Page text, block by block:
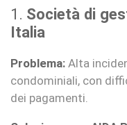
1. Società di
Italia
Problema: Alta
condominiali, con
dei pagamenti.